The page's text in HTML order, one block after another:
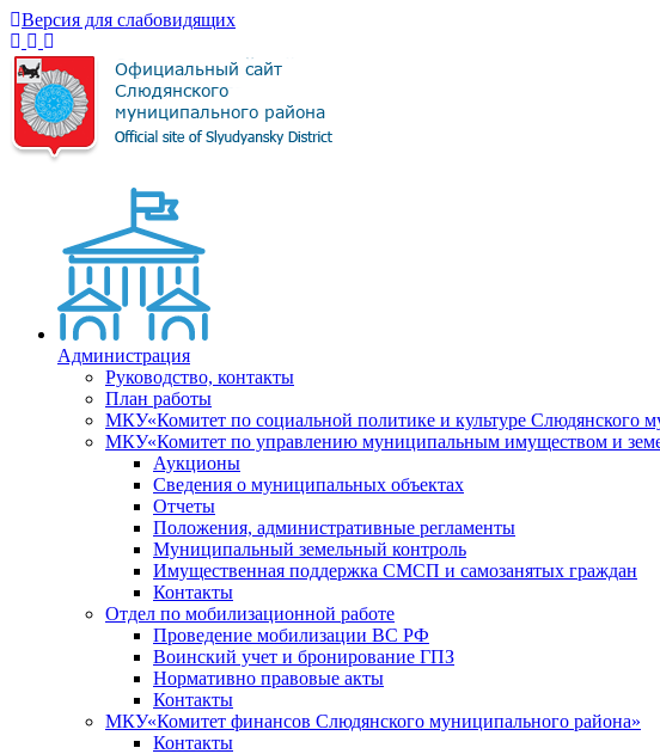
Версия для слабовидящих
Администрация
Руководство, контакты
План работы
МКУ«Комитет по социальной политике и культуре Слюдянского
МКУ«Комитет по управлению муниципальным имуществом и
Аукционы
Сведения о муниципальных объектах
Отчеты
Положения, административные регламенты
Муниципальный земельный контроль
Имущественная поддержка СМСП и самозанятых граждан
Контакты
Отдел по мобилизационной работе
Проведение мобилизации ВС РФ
Воинский учет и бронирование ГПЗ
Нормативно правовые акты
Контакты
МКУ«Комитет финансов Слюдянского муниципального района»
Контакты